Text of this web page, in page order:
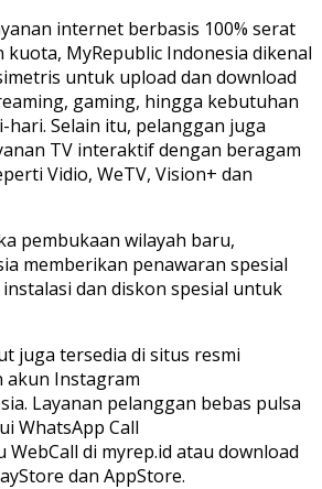
internet berbasis 100% serat
MyRepublic Indonesia dikenal
untuk upload dan download
gaming, hingga kebutuhan
Selain itu, pelanggan juga
TV interaktif dengan beragam
Vidio, WeTV, Vision+ dan
pembukaan wilayah baru,
memberikan penawaran spesial
dan diskon spesial untuk
juga tersedia di situs resmi
akun Instagram
Layanan pelanggan bebas pulsa
WhatsApp Call
WebCall di myrep.id atau download
dan AppStore.